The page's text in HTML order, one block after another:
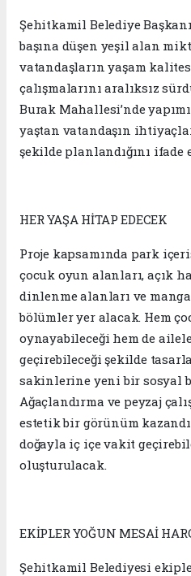
Şehitkamil Belediye
başına düşen yeşil alan
vatandaşların yaşam
çalışmalarını aralıksız
Burak Mahallesi’nde
yaştan vatandaşın
şekilde planlandığını ifade
HER YAŞA HİTAP EDECEK
Proje kapsamında park
çocuk oyun alanları, açık
dinlenme alanları ve
bölümler yer alacak. Hem
oynayabileceği hem de
geçirebileceği şekilde
sakinlerine yeni bir sosyal
Ağaçlandırma ve peyzaj
estetik bir görünüm
doğayla iç içe vakit
oluşturulacak.
EKİPLER YOĞUN MESAİ
Şehitkamil Belediyesi